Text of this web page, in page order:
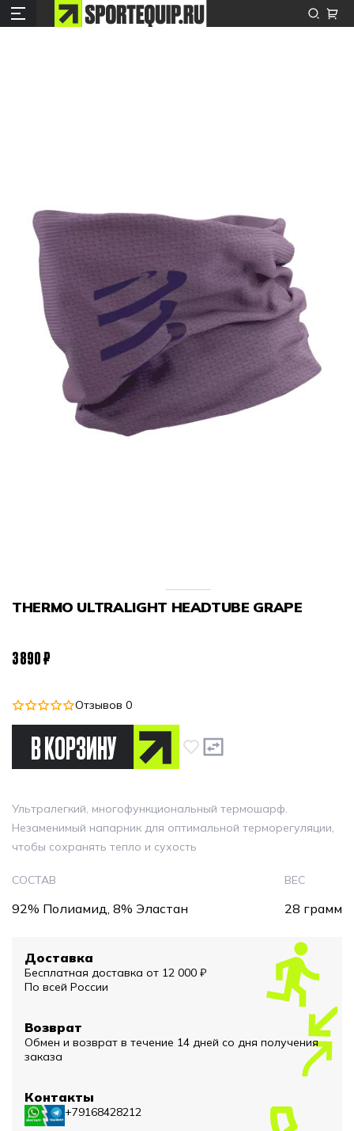
Отзывов 0
THERMO ULTRALIGHT HEADTUBE GRAPE
3 890 ₽
В КОРЗИНУ
Ультралегкий, многофункциональный термошарф.
Незаменимый напарник для оптимальной терморегуляции,
чтобы сохранять тепло и сухость
СОСТАВ
92% Полиамид, 8% Эластан
ВЕС
28 грамм
Доставка
Бесплатная доставка от 12 000 ₽
По всей России
Возврат
Обмен и возврат в течение 14 дней со дня получения
заказа
Контакты
+79168428212